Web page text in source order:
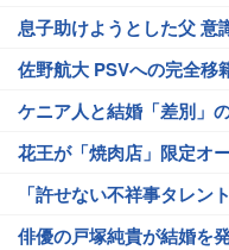
息子助けようとした父 意
佐野航大 PSVへの完全移
ケニア人と結婚「差別」
花王が「焼肉店」限定オ
「許せない不祥事タレン
俳優の戸塚純貴が結婚を